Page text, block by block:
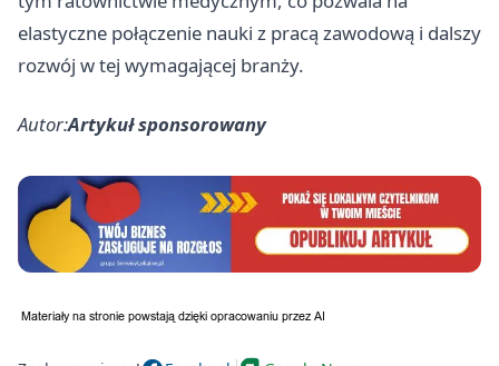
elastyczne połączenie nauki z pracą zawodową i dalszy
rozwój w tej wymagającej branży.
Autor:Artykuł sponsorowany